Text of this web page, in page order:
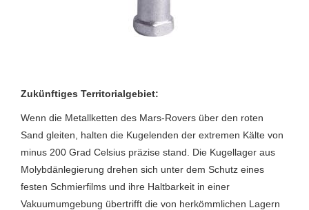
Zukünftiges Territorialgebiet:
Wenn die Metallketten des Mars-Rovers über den roten
Sand gleiten, halten die Kugelenden der extremen Kälte von
minus 200 Grad Celsius präzise stand. Die Kugellager aus
Molybdänlegierung drehen sich unter dem Schutz eines
festen Schmierfilms und ihre Haltbarkeit in einer
Vakuumumgebung übertrifft die von herkömmlichen Lagern